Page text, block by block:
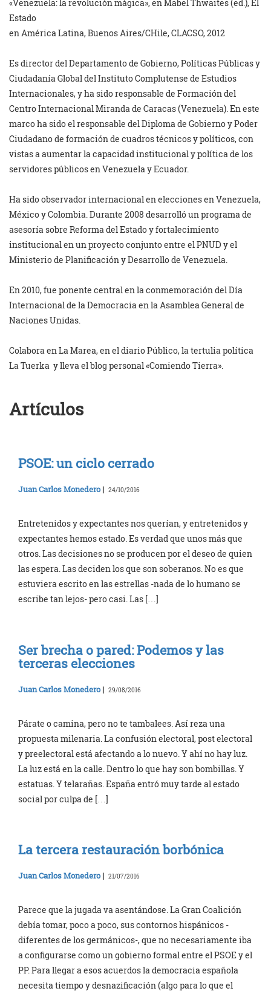
«Venezuela: la revolución mágica», en Mabel Thwaites (ed.), El
Estado
en América Latina, Buenos Aires/CHile, CLACSO, 2012
Es director del Departamento de Gobierno, Políticas Públicas y
Ciudadanía Global del Instituto Complutense de Estudios
Internacionales, y ha sido responsable de Formación del
CentroInternacional Miranda de Caracas (Venezuela). En este
marco ha sido elresponsable del Diploma de Gobierno y Poder
Ciudadano de formación de cuadros técnicos y políticos, con
vistas a aumentar la capacidadinstitucional y política de los
servidores públicos en Venezuela yEcuador.
Ha sido observador internacional en elecciones en Venezuela,
México yColombia. Durante 2008 desarrolló un programa de
asesoría sobre Reforma del Estado y fortalecimiento
institucional en un proyectoconjunto entre el PNUD y el
Ministerio de Planificación y Desarrollode Venezuela.
En 2010, fue ponente central en la conmemoración del Día
Internacionalde la Democracia en la Asamblea General de
Naciones Unidas.
Colabora en La Marea, en el diario Público, la tertulia política
LaTuerka y lleva el blog personal «Comiendo Tierra».
Artículos
PSOE: un ciclo cerrado
Juan Carlos Monedero| 24/10/2016
Entretenidos y expectantes nos querían, y entretenidos y
expectantes hemos estado. Es verdad que unos más que
otros. Las decisiones no se producen por el deseo de quien
las espera. Las deciden los que son soberanos. No es que
estuviera escrito en las estrellas -nada de lo humano se
escribe tan lejos- pero casi. Las […]
Ser brecha o pared: Podemos y las
terceras elecciones
Juan Carlos Monedero| 29/08/2016
Párate o camina, pero no te tambalees. Así reza una
propuesta milenaria. La confusión electoral, post electoral
y preelectoral está afectando a lo nuevo. Y ahí no hay luz.
La luz está en la calle. Dentro lo que hay son bombillas. Y
estatuas. Y telarañas. España entró muy tarde al estado
social por culpa de […]
La tercera restauración borbónica
Juan Carlos Monedero| 21/07/2016
Parece que la jugada va asentándose. La Gran Coalición
debía tomar, poco a poco, sus contornos hispánicos -
diferentes de los germánicos-, que no necesariamente iba
a configurarse como un gobierno formal entre el PSOE y el
PP. Para llegar a esos acuerdos la democracia española
necesita tiempo y desnazificación (algo para lo que el